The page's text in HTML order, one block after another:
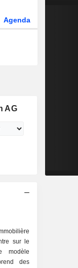
Agenda
AG
sur le
modèle
des